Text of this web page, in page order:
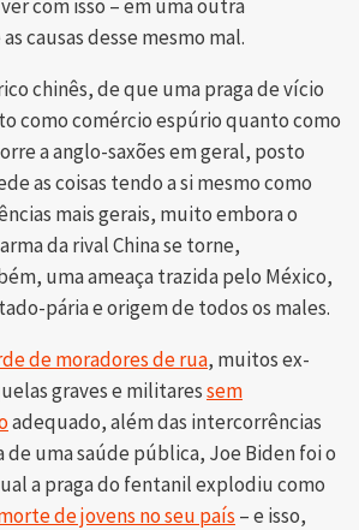
com isso – em uma outra
causas desse mesmo mal.
chinês, de que uma praga de vício
como comércio espúrio quanto como
a anglo-saxões em geral, posto
as coisas tendo a si mesmo como
mais gerais, muito embora o
da rival China se torne,
uma ameaça trazida pelo México,
pária e origem de todos os males.
de moradores de rua, muitos ex-
graves e militaressem
adequado, além das intercorrências
de uma saúde pública, Joe Biden foi o
a praga do fentanil explodiu como
de jovens no seu país – e isso,